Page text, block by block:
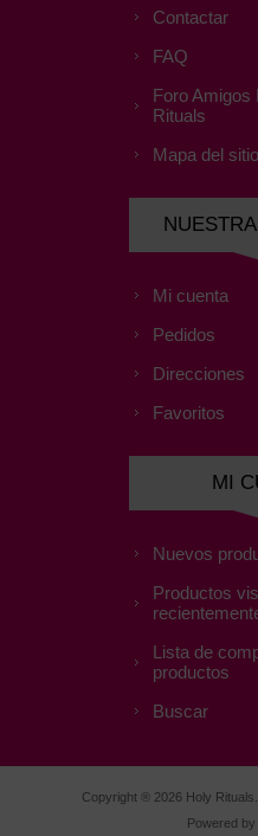
Contactar
FAQ
Foro Amigos
Rituals
Mapa del sitio
Mi cuenta
Pedidos
Direcciones
Favoritos
MI
Nuevos
Productos
Lista de
productos
Buscar
Copyright ® 2026 Holy
Powered by